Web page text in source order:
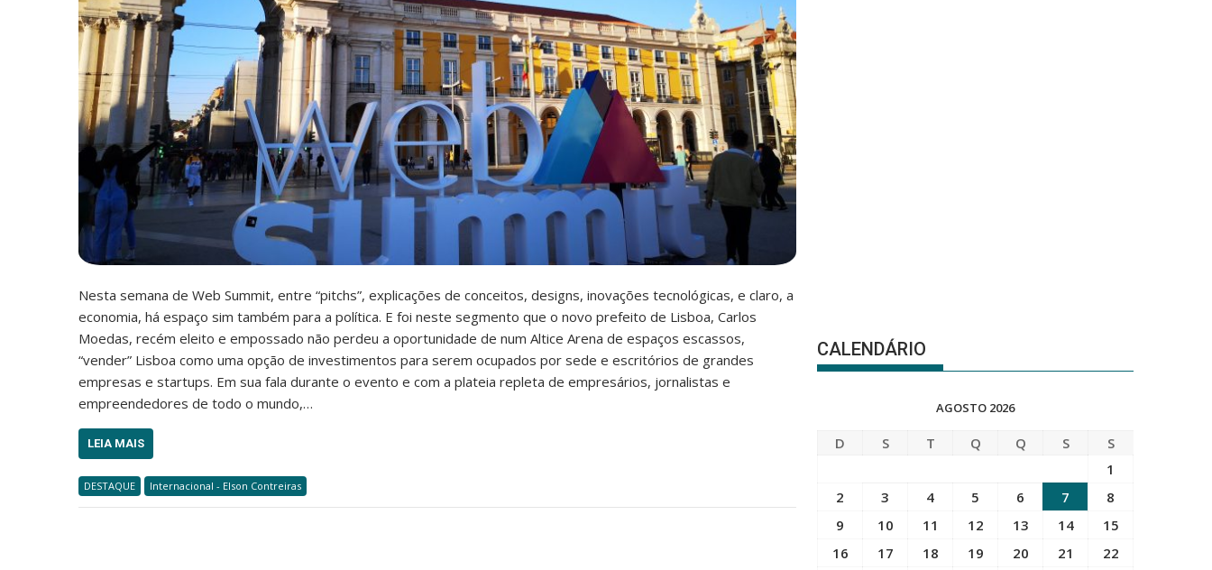
Nesta semana de Web Summit, entre “pitchs”, explicações de conceitos, designs, inovações tecnológicas, e claro, a
economia, há espaço sim também para a política. E foi neste segmento que o novo prefeito de Lisboa, Carlos
Moedas, recém eleito e empossado não perdeu a oportunidade de num Altice Arena de espaços escassos,
“vender” Lisboa como uma opção de investimentos para serem ocupados por sede e escritórios de grandes
empresas e startups. Em sua fala durante o evento e com a plateia repleta de empresários, jornalistas e
empreendedores de todo o mundo,…
LEIA MAIS
DESTAQUE Internacional - Elson Contreiras
CALENDÁRIO
AGOSTO 2026
D S T Q Q S
S
1
2
3 4 5 6 7
8
9
10 11 12 13 14
15
16
17 18 19 20 21
22